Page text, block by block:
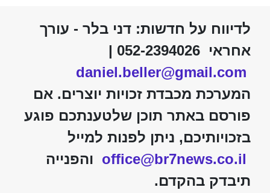
לדיווח על חדשות: דני בלר - עורך
אחראי 052-2394026 |
daniel.beller@gmail.com
המערכת מכבדת זכויות יוצרים. אם
פורסם באתר תוכן שלטענתכם פוגע
בזכויותיכם, ניתן לפנות למייל
office@br7news.co.il והפנייה
תיבדק בהקדם.